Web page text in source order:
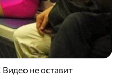
не оставит